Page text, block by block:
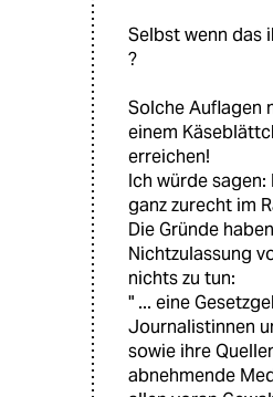
Selbst wenn das
?
Solche Auflagen
einem
erreichen!
Ich würde
ganz zurecht im
Die Gründe
Nichtzulassung
nichts zu tun:
" ... eine
Journalistinnen
sowie ihre
abnehmende